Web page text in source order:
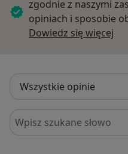
zgodnie z naszymi
opiniach i sposobie
Dowiedz się więcej
Szukaj w opiniach